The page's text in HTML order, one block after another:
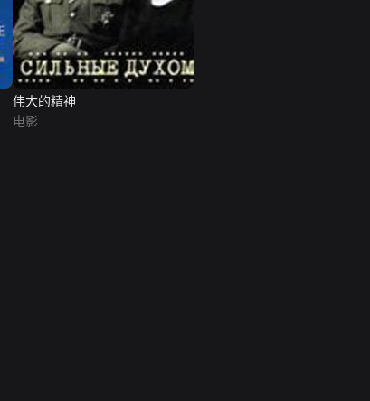
伟大的精神
电影